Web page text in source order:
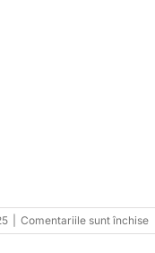
Comentariile sunt închise